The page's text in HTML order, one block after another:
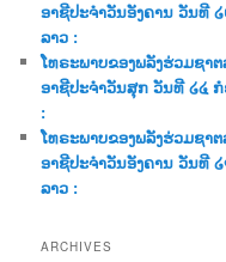
ອາຊີປະຈຳວັນອັງຄານ ວັນທີ
ລາວ :
ໂທຣະພາບຂອງພລັງຮ່ວມຊາ
ອາຊີປະຈຳວັນສຸກ ວັນທີ ໒໔
:
ໂທຣະພາບຂອງພລັງຮ່ວມຊາ
ອາຊີປະຈຳວັນອັງຄານ ວັນທີ
ລາວ :
ARCHIVES